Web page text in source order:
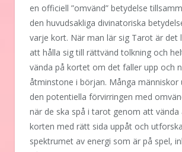
en officiell ”omvänd” betydelse
den huvudsakliga divinatoriska
varje kort. När man lär sig Tarot är det
att hålla sig till rättvänd tolkning och
vända på kortet om det faller upp och
åtminstone i början. Många människor
den potentiella förvirringen med
när de ska spå i tarot genom att vända
korten med rätt sida uppåt och
spektrumet av energi som är på spel,